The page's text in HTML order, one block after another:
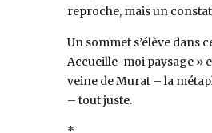
reproche, mais un
Un sommet s’élève dans
Accueille-moi paysage »
veine de Murat – la
– tout juste.